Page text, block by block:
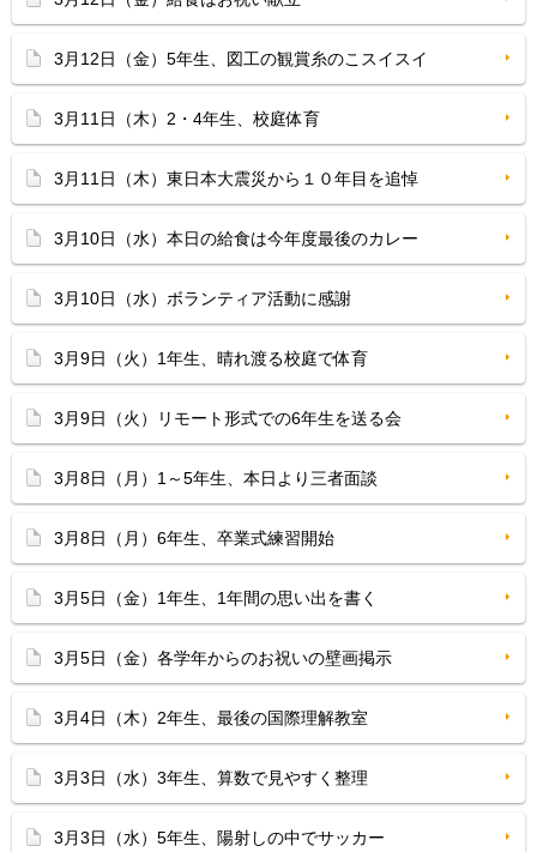
3月12日（金）5年生、図工の観賞糸のこスイスイ
3月11日（木）2・4年生、校庭体育
3月11日（木）東日本大震災から１０年目を追悼
3月10日（水）本日の給食は今年度最後のカレー
3月10日（水）ボランティア活動に感謝
3月9日（火）1年生、晴れ渡る校庭で体育
3月9日（火）リモート形式での6年生を送る会
3月8日（月）1～5年生、本日より三者面談
3月8日（月）6年生、卒業式練習開始
3月5日（金）1年生、1年間の思い出を書く
3月5日（金）各学年からのお祝いの壁画掲示
3月4日（木）2年生、最後の国際理解教室
3月3日（水）3年生、算数で見やすく整理
3月3日（水）5年生、陽射しの中でサッカー